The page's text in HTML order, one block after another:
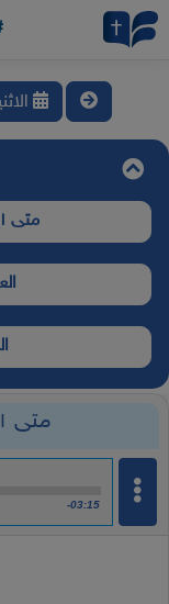
الاثنين
متى ١١: ١ - ١٩
العدد
متى ١١: ١ - ١٩
-03:15